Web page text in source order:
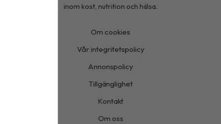
inom kost, nutrition och hälsa.
Om cookies
Vår integritetspolicy
Annonspolicy
Tillgänglighet
Kontakt
Om oss